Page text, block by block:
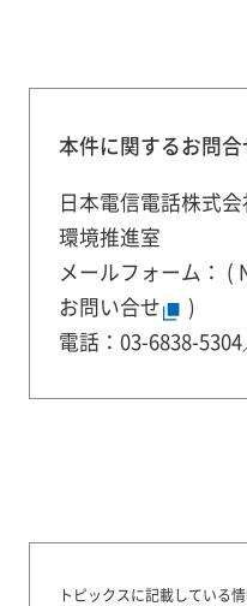
本件に関するお問合
日本電信電話株式会
環境推進室
メールフォーム： (
お問い合せ
)
電話：03-6838-
トピックスに記載している